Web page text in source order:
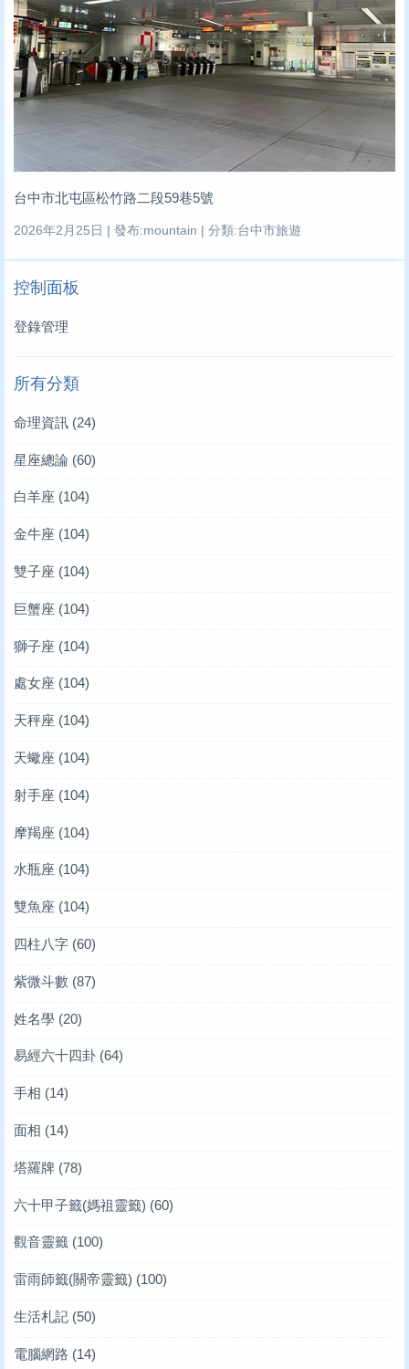
台中市北屯區松竹路二段59巷5號
2026年2月25日 | 發布:mountain | 分類:台中市旅遊
控制面板
登錄管理
所有分類
命理資訊 (24)
星座總論 (60)
白羊座 (104)
金牛座 (104)
雙子座 (104)
巨蟹座 (104)
獅子座 (104)
處女座 (104)
天秤座 (104)
天蠍座 (104)
射手座 (104)
摩羯座 (104)
水瓶座 (104)
雙魚座 (104)
四柱八字 (60)
紫微斗數 (87)
姓名學 (20)
易經六十四卦 (64)
手相 (14)
面相 (14)
塔羅牌 (78)
六十甲子籤(媽祖靈籤) (60)
觀音靈籤 (100)
雷雨師籤(關帝靈籤) (100)
生活札記 (50)
電腦網路 (14)